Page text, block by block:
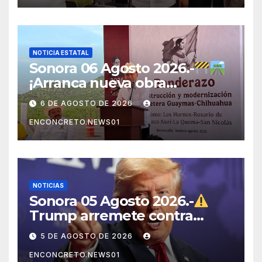
PARA EL BIENESTAR
NOTICIA ESTATAL
Sonora 06 Agosto 2026.-
¡Arranca nueva obra
carretera en Sonora!
6 DE AGOSTO DE 2026
ENCONCRETO.NEWS01
NOTICIAS
Sonora 05 Agosto 2026.-
Trump arremete contra
México, Canadá y otras
potencias por supuestos
5 DE AGOSTO DE 2026
ENCONCRETO.NEWS01